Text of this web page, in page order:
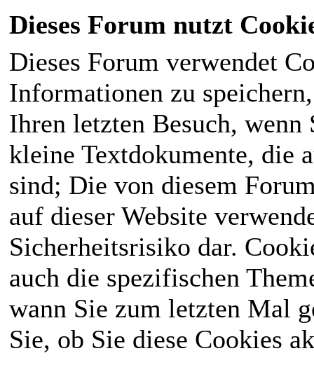
Dieses Forum nutzt
Dieses Forum verwendet
Informationen zu
Ihren letzten Besuch,
kleine Textdokumente, die
sind; Die von diesem
auf dieser Website
Sicherheitsrisiko dar.
auch die spezifischen
wann Sie zum letzten Mal
Sie, ob Sie diese Cookies